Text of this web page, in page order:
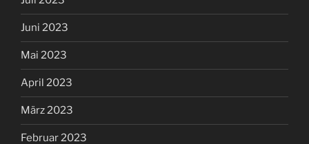
Juni 2023
Mai 2023
April 2023
März 2023
Februar 2023